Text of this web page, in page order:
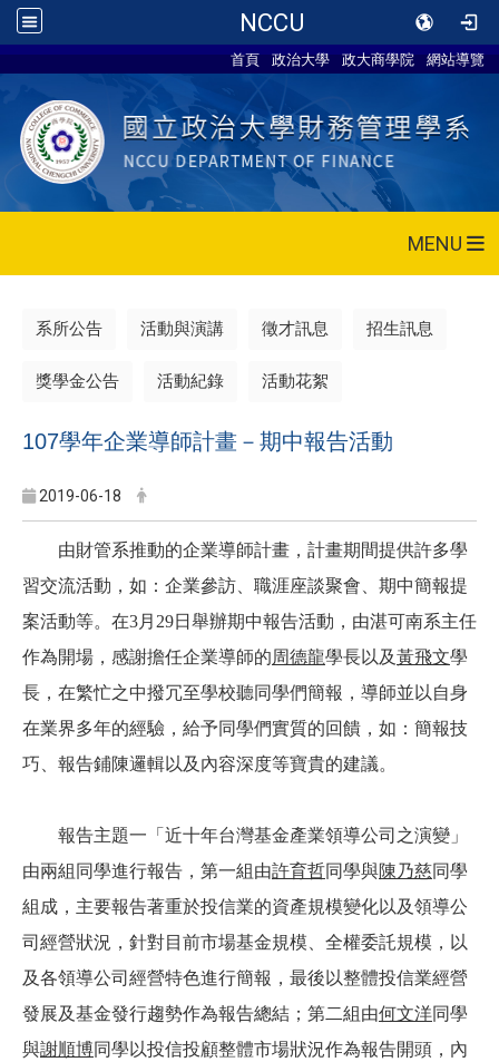
NCCU
首頁 政治大學 政大商學院 網站導覽
MENU
系所公告 活動與演講 徵才訊息 招生訊息
獎學金公告 活動紀錄 活動花絮
107學年企業導師計畫－期中報告活動
2019-06-18
由財管系推動的企業導師計畫，計畫期間提供許多學
習交流活動，如：企業參訪、職涯座談聚會、期中簡報提
案活動等。在3月29日舉辦期中報告活動，由湛可南系主任
作為開場，感謝擔任企業導師的周德龍學長以及黃飛文學
長，在繁忙之中撥冗至學校聽同學們簡報，導師並以自身
在業界多年的經驗，給予同學們實質的回饋，如：簡報技
巧、報告鋪陳邏輯以及內容深度等寶貴的建議。
報告主題一「近十年台灣基金產業領導公司之演變」
由兩組同學進行報告，第一組由許育哲同學與陳乃慈同學
組成，主要報告著重於投信業的資產規模變化以及領導公
司經營狀況，針對目前市場基金規模、全權委託規模，以
及各領導公司經營特色進行簡報，最後以整體投信業經營
發展及基金發行趨勢作為報告總結；第二組由何文洋同學
與謝順博同學以投信投顧整體市場狀況作為報告開頭，內